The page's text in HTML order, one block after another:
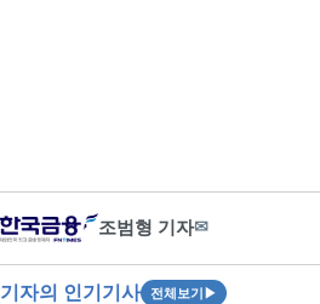
조범형 기자✉
기자의 인기기사 전체보기 ▶